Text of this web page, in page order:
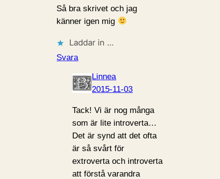
Så bra skrivet och jag
känner igen mig
Laddar in …
Svara
Linnea
2015-11-03
Tack! Vi är nog många
som är lite introverta…
Det är synd att det ofta
är så svårt för
extroverta och introverta
att förstå varandra